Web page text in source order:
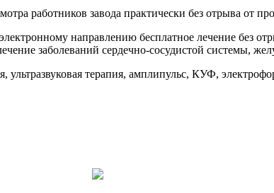
работников завода практически без отрыва от
направлению бесплатное лечение без
заболеваний сердечно-сосудистой системы,
терапия, амплипульс, КУФ,